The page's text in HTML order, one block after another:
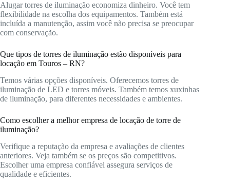
Alugar torres de iluminação economiza dinheiro. Você tem
flexibilidade na escolha dos equipamentos. Também está
incluída a manutenção, assim você não precisa se preocupar
com conservação.
Que tipos de torres de iluminação estão disponíveis para
locação em Touros – RN?
Temos várias opções disponíveis. Oferecemos torres de
iluminação de LED e torres móveis. Também temos xuxinhas
de iluminação, para diferentes necessidades e ambientes.
Como escolher a melhor empresa de locação de torre de
iluminação?
Verifique a reputação da empresa e avaliações de clientes
anteriores. Veja também se os preços são competitivos.
Escolher uma empresa confiável assegura serviços de
qualidade e eficientes.